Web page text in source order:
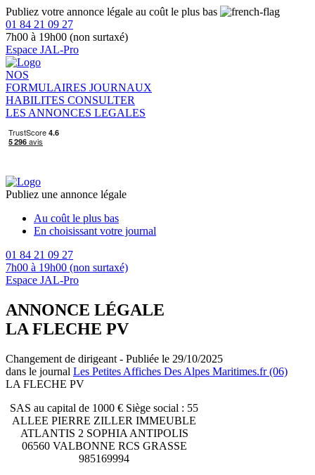
Publiez votre annonce légale au coût le plus bas
01 84 21 09 27
7h00 à 19h00 (non surtaxé)
Espace JAL-Pro
NOS
FORMULAIRES JOURNAUX
HABILITES CONSULTER
LES ANNONCES LEGALES
Publiez une annonce légale
Au coût le plus bas
En choisissant votre journal
01 84 21 09 27
7h00 à 19h00 (non surtaxé)
Espace JAL-Pro
ANNONCE LÉGALE
LA FLECHE PV
Changement de dirigeant - Publiée le 29/10/2025
dans le journal Les Petites Affiches Des Alpes Maritimes.fr (06)
LA FLECHE PV
SAS au capital de 1000 € Siège social : 55
ALLEE PIERRE ZILLER IMMEUBLE
ATLANTIS 2 SOPHIA ANTIPOLIS
06560 VALBONNE RCS GRASSE
985169994